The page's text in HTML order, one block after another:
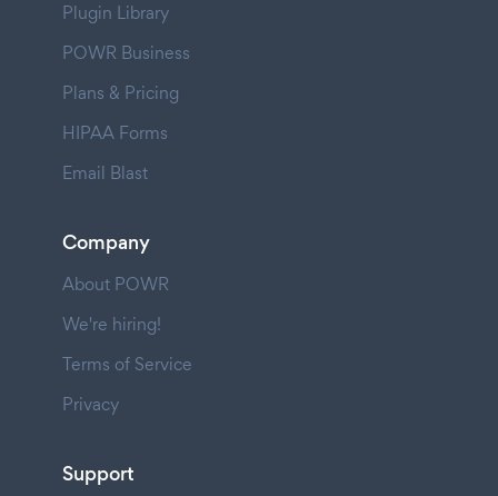
Plugin Library
POWR Business
Plans & Pricing
HIPAA Forms
Email Blast
Company
About POWR
We're hiring!
Terms of Service
Privacy
Support